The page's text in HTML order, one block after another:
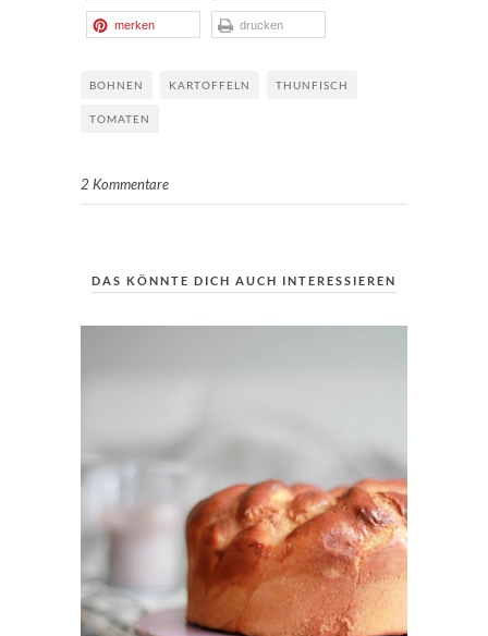
merken drucken
BOHNEN KARTOFFELN THUNFISCH
TOMATEN
2 Kommentare
DAS KÖNNTE DICH AUCH INTERESSIEREN